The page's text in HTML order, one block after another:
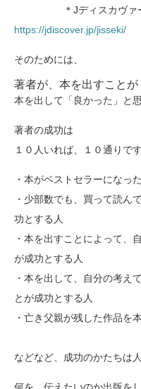
＊Jディスカヴァー
https://jdiscover.jp/jisseki/
そのためには、
著者が、本を出すことが
本を出して「良かった」と
著者の成功は
１０人いれば、１０通りです
・本がベストセラーになっ
・少部数でも、買って読ん
功とする人
・本を出すことによって、
が成功とする人
・本を出して、自分の考え
とが成功とする人
・亡き父親が残した作品を
などなど、成功のかたちは
何を、伝えたいのか出版を